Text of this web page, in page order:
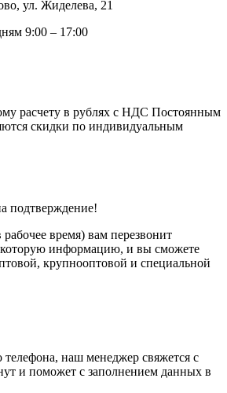
ул. Жиделева, 21
9:00 – 17:00
расчету в рублях с НДС Постоянным
скидки по индивидуальным
подтверждение!
время) вам перезвонит
информацию, и вы сможете
крупнооптовой и специальной
телефона, наш менеджер свяжется с
и поможет с заполнением данных в